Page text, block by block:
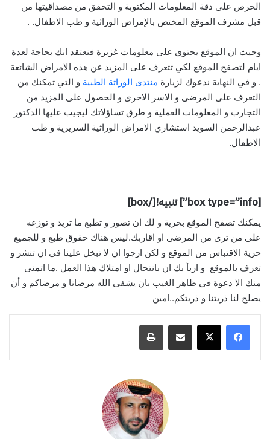
الحرص على دقة المعلومات المكتوبة و التحقق من مصداقيتها من
قبل مشرف الموقع المختص بالإمراض الوراثية و طب الاطفال. .
وحيث ان الموقع يحتوي على معلومات غزيرة فنعتقد انك بحاجة لعدة
ايام لتصفح الموقع لكي تتعرف على المزيد عن هذه الامراض الشائعة
. و في النهاية ندعوك لزيارة منتدى الوراثة الطبية و التي تمكنك من
التعرف على المرضى و الاسر الاخرى و الحصول على المزيد من
التجارب و المعلومات العملية و طرق تساؤلاتك ليجيب عليها الدكتور
عبدالرحمن السويد استشاري الامراض الوراثية السريرية و طب
الاطفال.
[box type=”info”] تنبيه![/box]
يمكنك تصفح الموقع بحرية و لك ان تصور و تطبع ما تريد و توزعه
على من ترى من المرضى او اقاربك.ليس هناك حقوق طبع و للجميع
حرية الاقتباس من الموقع و لكن ارجوا ان لا تبخل علينا في ان تنشر و
تعرف بالموقع و اربأ بك ان بانتحال او امتلاك هذا العمل .ما اتمنى
منك الا دعوة في ظاهر الغيب بان يشفى الله مرضانا و مرضاكم و أن
يصلح لنا ذريتنا و ذريتكم..امين